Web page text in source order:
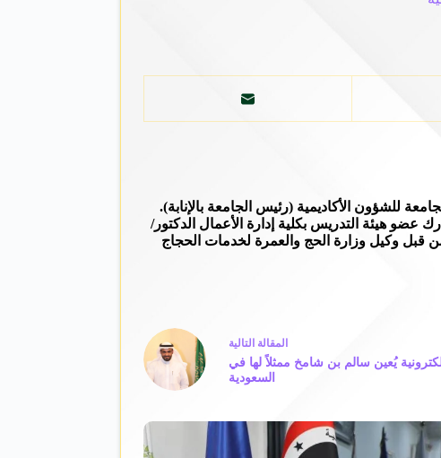
للشؤون الأكاديمية (رئيس الجامعة بالإنابة).
هيئة التدريس بكلية إدارة الأعمال الدكتور/
قبل وكيل وزارة الحج والعمرة لخدمات الحجاج
المقالة التالية
يُعين سالم بن شامخ ممثلاً لها في
السعودية